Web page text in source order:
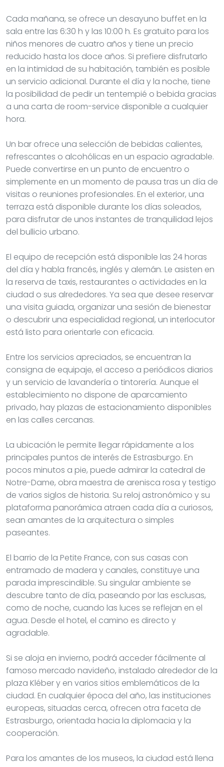
Cada mañana, se ofrece un desayuno buffet en la
sala entre las 6:30 h y las 10:00 h. Es gratuito para los
niños menores de cuatro años y tiene un precio
reducido hasta los doce años. Si prefiere disfrutarlo
en la intimidad de su habitación, también es posible
un servicio adicional. Durante el día y la noche, tiene
la posibilidad de pedir un tentempié o bebida gracias
a una carta de room-service disponible a cualquier
hora.
Un bar ofrece una selección de bebidas calientes,
refrescantes o alcohólicas en un espacio agradable.
Puede convertirse en un punto de encuentro o
simplemente en un momento de pausa tras un día de
visitas o reuniones profesionales. En el exterior, una
terraza está disponible durante los días soleados,
para disfrutar de unos instantes de tranquilidad lejos
del bullicio urbano.
El equipo de recepción está disponible las 24 horas
del día y habla francés, inglés y alemán. Le asisten en
la reserva de taxis, restaurantes o actividades en la
ciudad o sus alrededores. Ya sea que desee reservar
una visita guiada, organizar una sesión de bienestar
o descubrir una especialidad regional, un interlocutor
está listo para orientarle con eficacia.
Entre los servicios apreciados, se encuentran la
consigna de equipaje, el acceso a periódicos diarios
y un servicio de lavandería o tintorería. Aunque el
establecimiento no dispone de aparcamiento
privado, hay plazas de estacionamiento disponibles
en las calles cercanas.
La ubicación le permite llegar rápidamente a los
principales puntos de interés de Estrasburgo. En
pocos minutos a pie, puede admirar la catedral de
Notre-Dame, obra maestra de arenisca rosa y testigo
de varios siglos de historia. Su reloj astronómico y su
plataforma panorámica atraen cada día a curiosos,
sean amantes de la arquitectura o simples
paseantes.
El barrio de la Petite France, con sus casas con
entramado de madera y canales, constituye una
parada imprescindible. Su singular ambiente se
descubre tanto de día, paseando por las esclusas,
como de noche, cuando las luces se reflejan en el
agua. Desde el hotel, el camino es directo y
agradable.
Si se aloja en invierno, podrá acceder fácilmente al
famoso mercado navideño, instalado alrededor de la
plaza Kléber y en varios sitios emblemáticos de la
ciudad. En cualquier época del año, las instituciones
europeas, situadas cerca, ofrecen otra faceta de
Estrasburgo, orientada hacia la diplomacia y la
cooperación.
Para los amantes de los museos, la ciudad está llena